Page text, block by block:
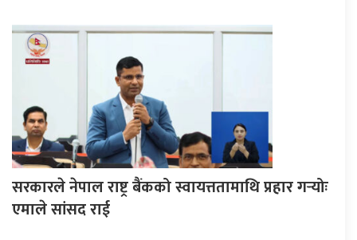
सरकारले नेपाल राष्ट्र बैंकको स्वायत्ततामाथि प्रहार गर्‍योः
एमाले सांसद राई